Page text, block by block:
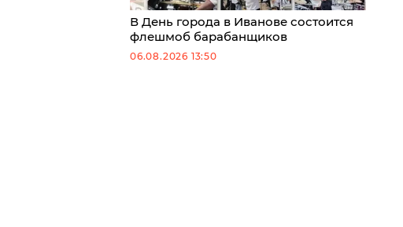
В День города в Иванове состоится
флешмоб барабанщиков
06.08.2026 13:50